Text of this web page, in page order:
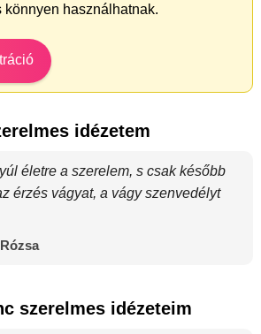
könnyen használhatnak.
idézetem
életre a szerelem, s csak később
érzés vágyat, a vágy szenvedélyt
szerelmes idézeteim